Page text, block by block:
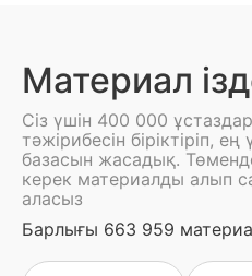
Материал
Сіз үшін 400 000
тәжірибесін біріктіріп,
базасын жасадық. Төменде
керек материалды алып
аласыз
Барлығы 663 959